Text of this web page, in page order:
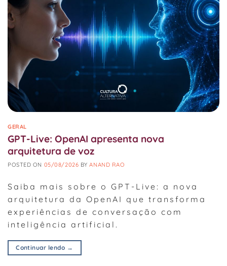
GERAL
GPT-Live: OpenAI apresenta nova
arquitetura de voz
POSTED ON 05/08/2026 BYANAND RAO
Saiba mais sobre o GPT-Live: a nova
arquitetura da OpenAI que transforma
experiências de conversação com
inteligência artificial.
Continuar lendo →